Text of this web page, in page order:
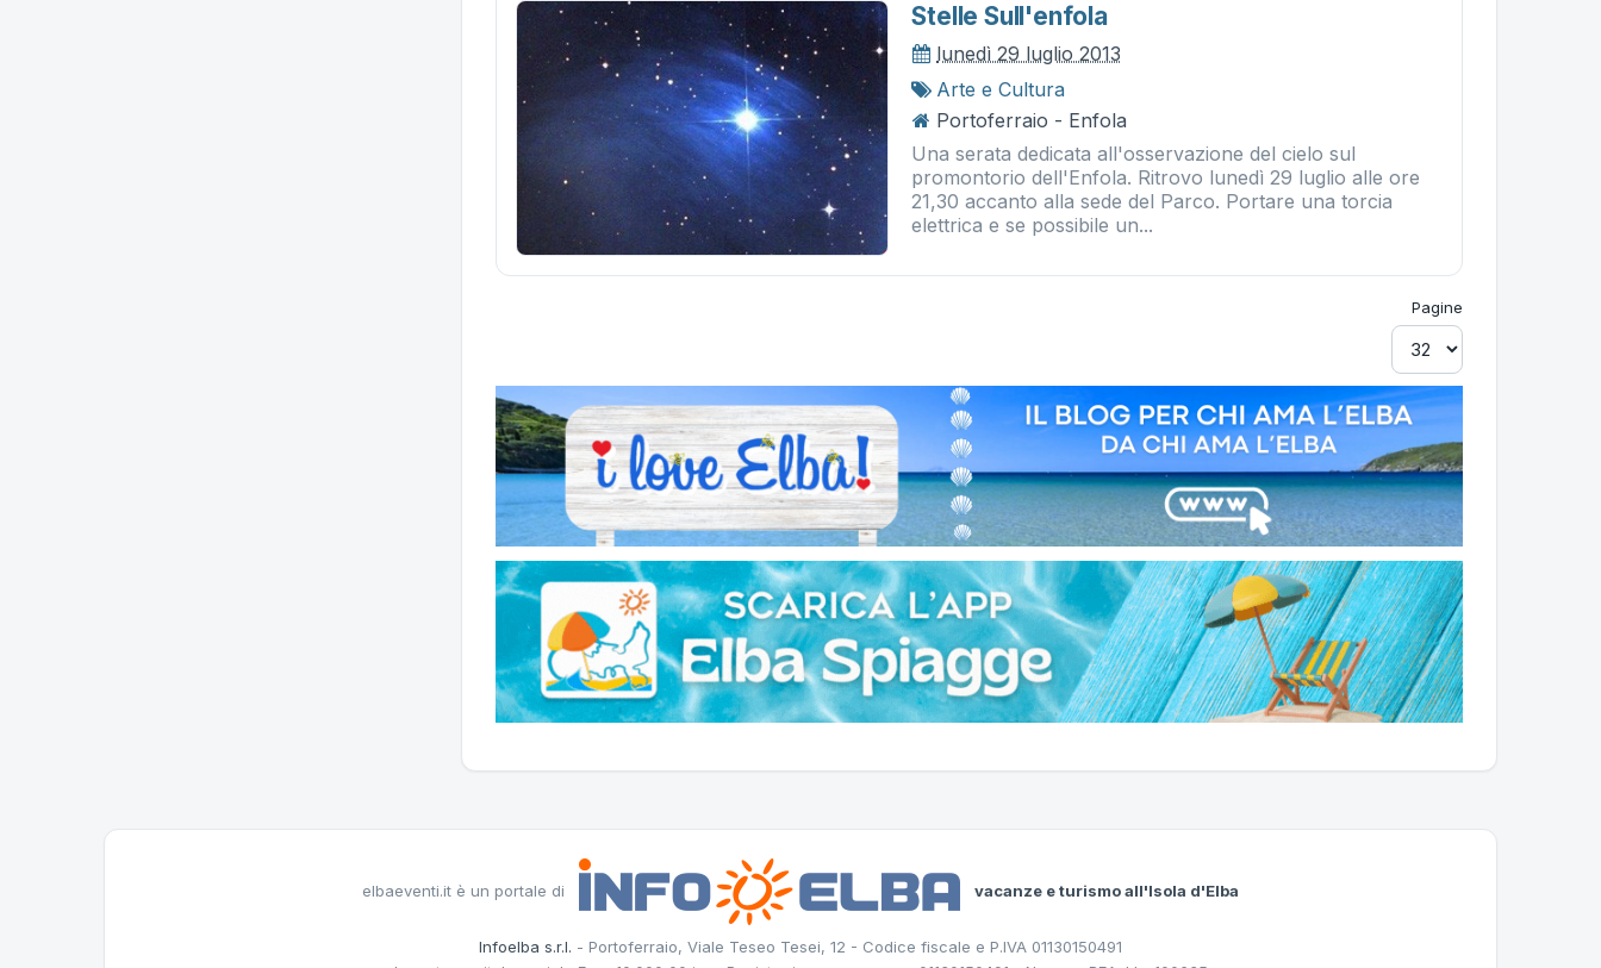
Stelle Sull'enfola
lunedì 29 luglio 2013
Arte e Cultura
Portoferraio - Enfola
Una serata dedicata all'osservazione del cielo sul
promontorio dell'Enfola. Ritrovo lunedì 29 luglio alle ore
21,30 accanto alla sede del Parco. Portare una torcia
elettrica e se possibile un...
Pagine
elbaeventi.it è un portale di vacanze e turismo all'Isola d'Elba
Infoelba s.r.l. - Portoferraio, Viale Teseo Tesei, 12 - Codice fiscale e P.IVA 01130150491